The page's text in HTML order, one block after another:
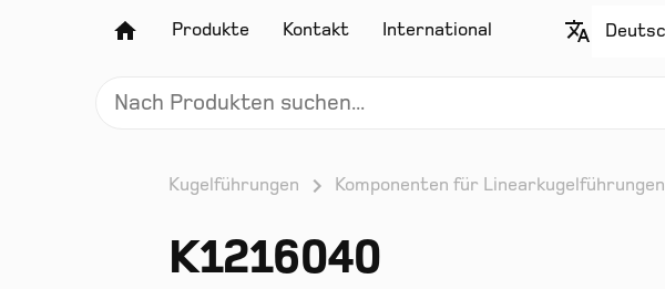
Produkte Kontakt International
Kugelführungen Komponenten für Linearkugelführungen
K1216040